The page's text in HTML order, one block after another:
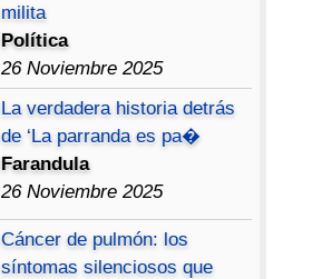
milita
Política
26 Noviembre 2025
La verdadera historia detrás
de ‘La parranda es pa�
Farandula
26 Noviembre 2025
Cáncer de pulmón: los
síntomas silenciosos que